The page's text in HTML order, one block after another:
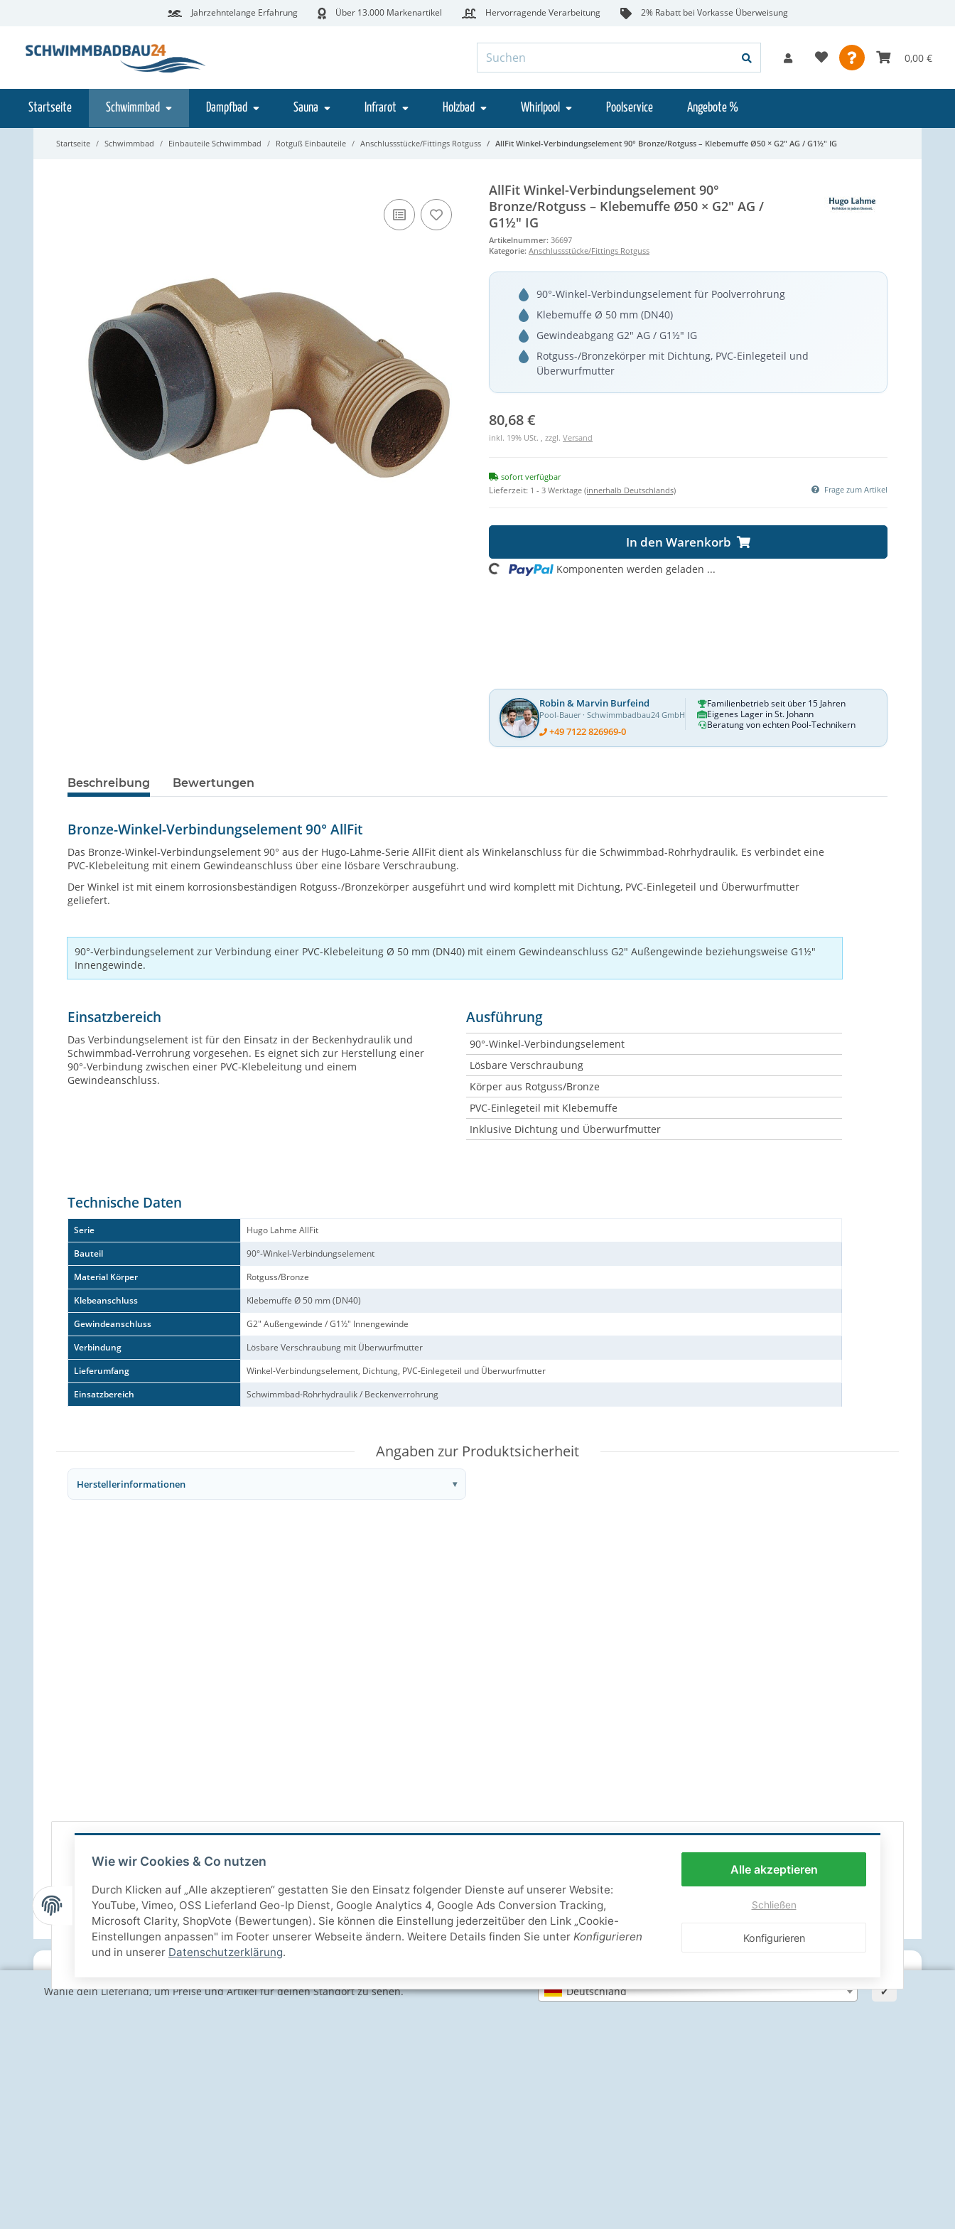
Wähle dein Lieferland, um Preise und Artikel für deinen Standort zu sehen. Deutschland ✔
Jahrzehntelange Erfahrung Über 13.000 Markenartikel Hervorragende Verarbeitung 2% Rabatt bei Vorkasse Überweisung
0,00 €
Startseite Schwimmbad Dampfbad Sauna Infrarot Holzbad Whirlpool Poolservice Angebote %
Startseite Schwimmbad Einbauteile Schwimmbad Rotguß Einbauteile Anschlussstücke/Fittings Rotguss AllFit Winkel-Verbindungselement 90° Bronze/Rotguss – Klebemuffe Ø50 × G2" AG / G1½" IG
AllFit Winkel-Verbindungselement 90°
Bronze/Rotguss – Klebemuffe Ø50 × G2" AG /
G1½" IG
Artikelnummer: 36697
Kategorie: Anschlussstücke/Fittings Rotguss
90°-Winkel-Verbindungselement für Poolverrohrung
Klebemuffe Ø 50 mm (DN40)
Gewindeabgang G2" AG / G1½" IG
Rotguss-/Bronzekörper mit Dichtung, PVC-Einlegeteil und
Überwurfmutter
80,68 €
inkl. 19% USt. , zzgl. Versand
sofort verfügbar
Lieferzeit: 1 - 3 Werktage (innerhalb Deutschlands) Frage zum Artikel
In den Warenkorb
Loading... Komponenten werden geladen ...
Robin & Marvin Burfeind
Pool-Bauer · Schwimmbadbau24 GmbH
+49 7122 826969-0
Familienbetrieb seit über 15 Jahren
Eigenes Lager in St. Johann
Beratung von echten Pool-Technikern
Beschreibung Bewertungen
Bronze-Winkel-Verbindungselement 90° AllFit
Das Bronze-Winkel-Verbindungselement 90° aus der Hugo-Lahme-Serie AllFit dient als Winkelanschluss für die Schwimmbad-Rohrhydraulik. Es verbindet eine
PVC-Klebeleitung mit einem Gewindeanschluss über eine lösbare Verschraubung.
Der Winkel ist mit einem korrosionsbeständigen Rotguss-/Bronzekörper ausgeführt und wird komplett mit Dichtung, PVC-Einlegeteil und Überwurfmutter
geliefert.
90°-Verbindungselement zur Verbindung einer PVC-Klebeleitung Ø 50 mm (DN40) mit einem Gewindeanschluss G2" Außengewinde beziehungsweise G1½"
Innengewinde.
Einsatzbereich
Das Verbindungselement ist für den Einsatz in der Beckenhydraulik und
Schwimmbad-Verrohrung vorgesehen. Es eignet sich zur Herstellung einer
90°-Verbindung zwischen einer PVC-Klebeleitung und einem
Gewindeanschluss.
Ausführung
90°-Winkel-Verbindungselement
Lösbare Verschraubung
Körper aus Rotguss/Bronze
PVC-Einlegeteil mit Klebemuffe
Inklusive Dichtung und Überwurfmutter
Technische Daten
Serie
Hugo Lahme AllFit
Bauteil
90°-Winkel-Verbindungselement
Material Körper
Rotguss/Bronze
Klebeanschluss
Klebemuffe Ø 50 mm (DN40)
Gewindeanschluss
G2" Außengewinde / G1½" Innengewinde
Verbindung
Lösbare Verschraubung mit Überwurfmutter
Lieferumfang
Winkel-Verbindungselement, Dichtung, PVC-Einlegeteil und Überwurfmutter
Einsatzbereich
Schwimmbad-Rohrhydraulik / Beckenverrohrung
Angaben zur Produktsicherheit
Herstellerinformationen
Wie wir Cookies & Co nutzen
Durch Klicken auf „Alle akzeptieren“ gestatten Sie den Einsatz folgender Dienste auf unserer Website:
YouTube, Vimeo, OSS Lieferland Geo-Ip Dienst, Google Analytics 4, Google Ads Conversion Tracking,
Microsoft Clarity, ShopVote (Bewertungen). Sie können die Einstellung jederzeitüber den Link „Cookie-
Einstellungen anpassen" im Footer unserer Webseite ändern. Weitere Details finden Sie unter Konfigurieren
und in unserer Datenschutzerklärung.
Alle akzeptieren
Schließen
Konfigurieren